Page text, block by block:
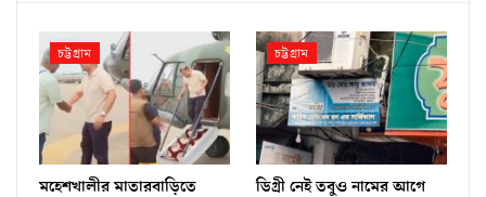
চট্টগ্রাম
মহেশখালীর মাতারবাড়িতে
চট্টগ্রাম
ডিগ্রী নেই তবুও নামের আগে